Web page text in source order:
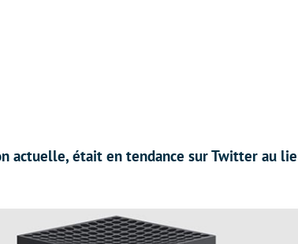
actuelle, était en tendance sur Twitter au